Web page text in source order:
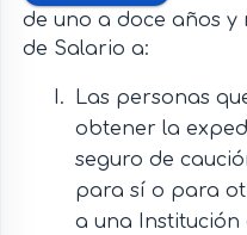
de uno a doce años y
de Salario a:
Las personas
obtener la
seguro de
para sí o para
a una Institución